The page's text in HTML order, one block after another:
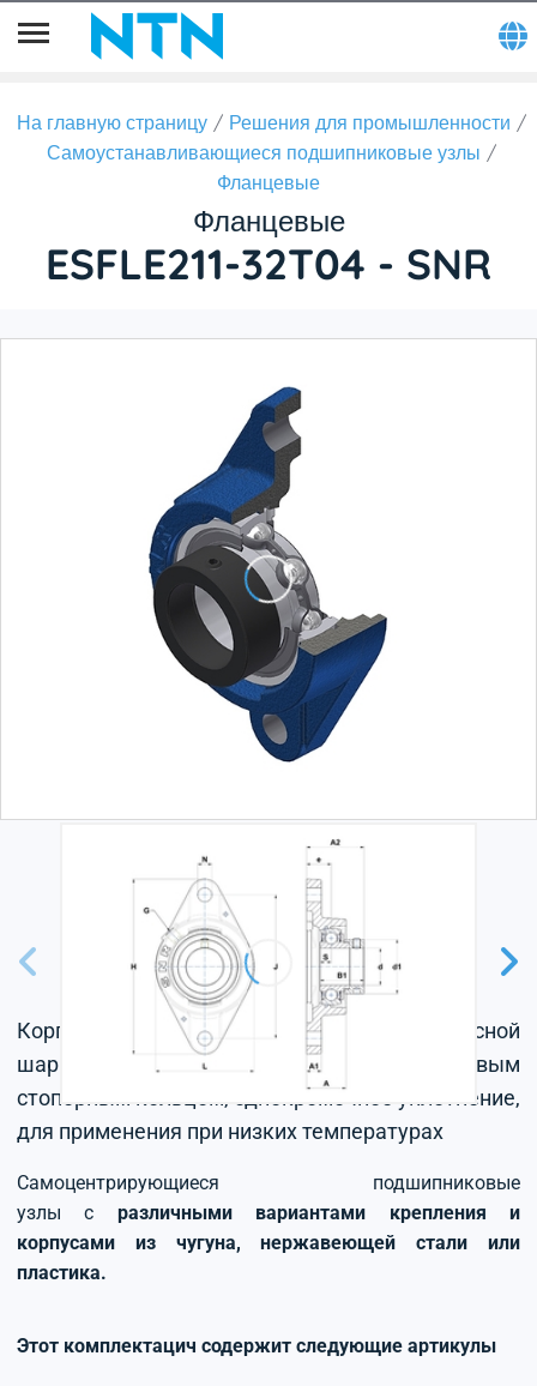
На главную страницу
Решения для промышленности
Самоустанавливающиеся подшипниковые узлы
Фланцевые
Фланцевые
ESFLE211-32T04 - SNR
Корпус из серого чугуна, радиальный корпусной
шарикоподшипник с эксцентриковым
стопорным кольцом, однокромочное уплотнение,
для применения при низких температурах
Самоцентрирующиеся подшипниковые
узлы с различными вариантами крепления и
корпусами из чугуна, нержавеющей стали или
пластика.
Этот комплектацич содержит следующие артикулы